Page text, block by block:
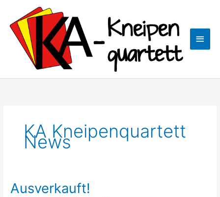
springen
KA Kneipenquartett
News
Ausverkauft!
Ausverkauft!